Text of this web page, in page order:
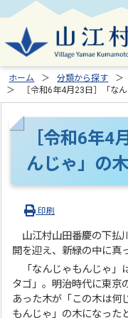
ホーム 分類から探す
［令和6年4月23日］「な
［令和6年4
んじゃ」の
印刷
山江村山田番慶の下払
開を迎え、新緑の中に真
「なんじゃもんじゃ」
タゴ」。明治時代に東京
あった木が「この木は何
もんじゃ」の木になった